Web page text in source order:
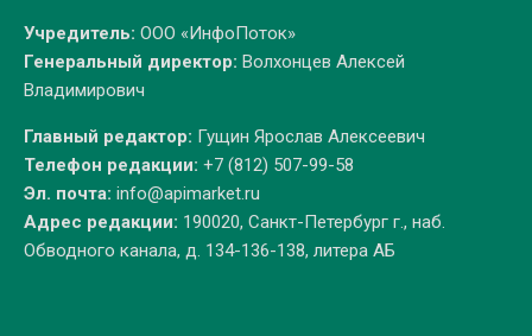
Учредитель: ООО «ИнфоПоток»
Генеральный директор: Волхонцев Алексей
Владимирович
Главный редактор: Гущин Ярослав Алексеевич
Телефон редакции: +7 (812) 507-99-58
Эл. почта: info@apimarket.ru
Адрес редакции: 190020, Санкт-Петербург г., наб.
Обводного канала, д. 134-136-138, литера АБ